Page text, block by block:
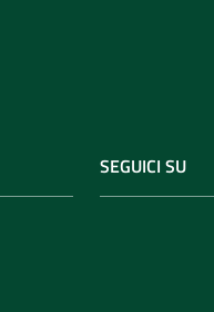
SEGUICI SU